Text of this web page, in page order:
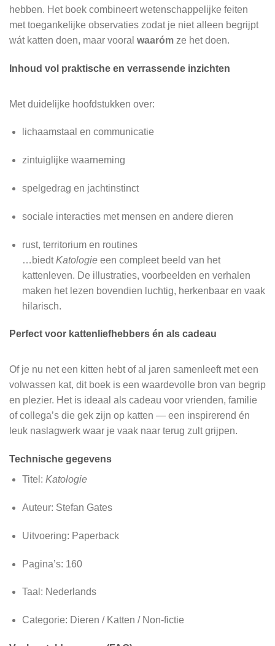
hebben. Het boek combineert wetenschappelijke feiten
met toegankelijke observaties zodat je niet alleen begrijpt
wát katten doen, maar vooral waaróm ze het doen.
Inhoud vol praktische en verrassende inzichten
Met duidelijke hoofdstukken over:
lichaamstaal en communicatie
zintuiglijke waarneming
spelgedrag en jachtinstinct
sociale interacties met mensen en andere dieren
rust, territorium en routines
…biedtKatologieeen compleet beeld van het
kattenleven. De illustraties, voorbeelden en verhalen
maken het lezen bovendien luchtig, herkenbaar en vaak
hilarisch.
Perfect voor kattenliefhebbers én als cadeau
Of je nu net een kitten hebt of al jaren samenleeft met een
volwassen kat, dit boek is een waardevolle bron van begrip
en plezier. Het is ideaal als cadeau voor vrienden, familie
of collega’s die gek zijn op katten — een inspirerend én
leuk naslagwerk waar je vaak naar terug zult grijpen.
Technische gegevens
Titel: Katologie
Auteur: Stefan Gates
Uitvoering: Paperback
Pagina’s: 160
Taal: Nederlands
Categorie: Dieren / Katten / Non‑fictie